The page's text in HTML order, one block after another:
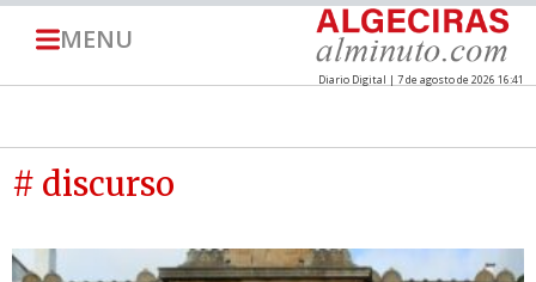
MENU
Diario Digital | 7 de agosto de 2026 16:41
# discurso